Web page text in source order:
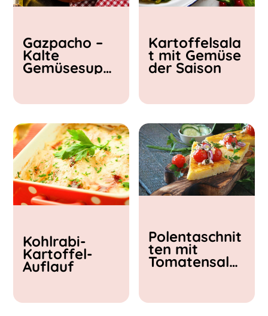
< 15 min
15 - 30 min
30 - 60 min
Gazpacho –
Kalte
Gemüsesupp
Kartoffelsala
t mit Gemüse
der Saison
Kohlrabi-
Kartoffel-
Auflauf
Polentaschnit
ten mit
Tomatensalat